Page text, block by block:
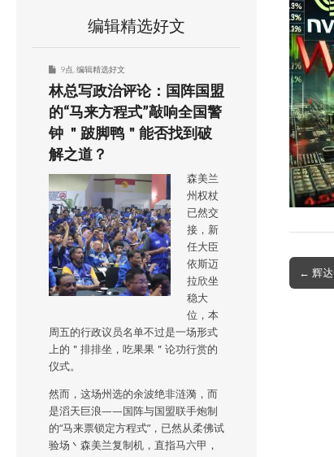
Post
← 辉达
编辑精选好文
9点 编辑精选好文
林总写政治评论：国阵国盟
的“马来方程式”敲响全国警
钟 ＂跛脚鸭＂能否找到破
解之道？
森美兰
州权杖
已然交
接，新
任大臣
依斯迈
拉欣坐
稳大
位，本
周五的行政议员名单不过是一场形式
上的＂排排坐，吃果果＂论功行赏的
仪式。
然而，这场州选的余波绝非涟漪，而
是滔天巨浪——国阵与国盟联手炮制
的“马来票锁定方程式”，已然从柔佛试
验场丶森美兰复制机，直指马六甲，